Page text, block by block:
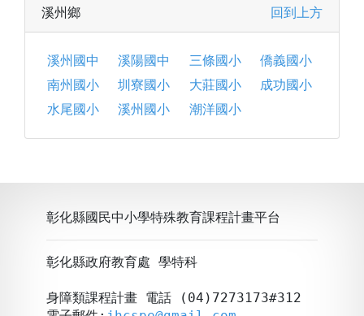
回到上方
溪州鄉
溪州國中 溪陽國中 三條國小
僑義國小
南州國小
圳寮國小 大莊國小
成功國小
水尾國小
溪州國小 潮洋國小
彰化縣國民中小學特殊教育課程計畫平台
彰化縣政府教育處 學特科
身障類課程計畫 電話 (04)7273173#312